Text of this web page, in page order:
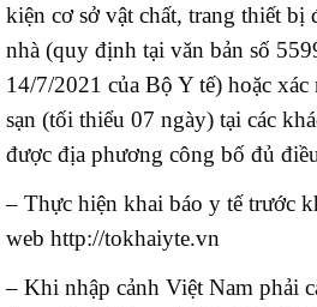
kiện cơ sở vật chất, trang thiết bị
nhà (quy định tại văn bản số
14/7/2021 của Bộ Y tế) hoặc xác
sạn (tối thiểu 07 ngày) tại các
được địa phương công bố đủ
– Thực hiện khai báo y tế trước
web http://tokhaiyte.vn
– Khi nhập cảnh Việt Nam phải